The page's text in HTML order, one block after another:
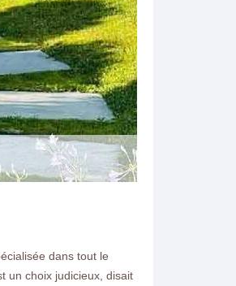
dans tout le
un choix judicieux, disait